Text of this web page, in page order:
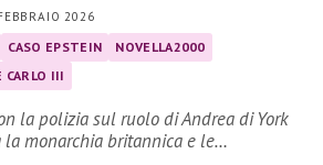
2026
CASO EPSTEIN
NOVELLA2000
CARLO III
la polizia sul ruolo di Andrea di York
monarchia britannica e le…